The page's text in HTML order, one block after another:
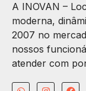
A INOVAN –
moderna,
2007 no
nossos
atender com